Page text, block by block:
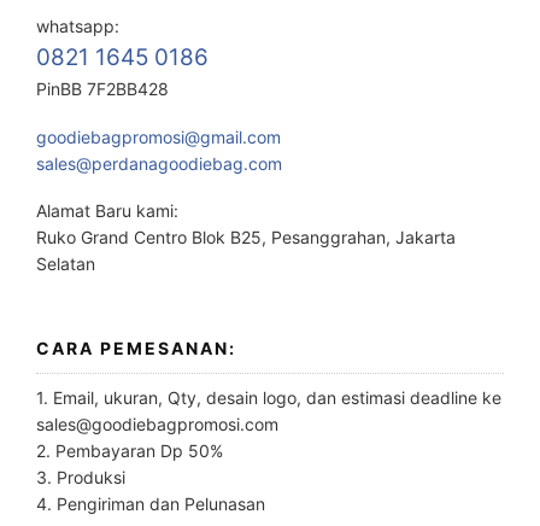
whatsapp:
0821 1645 0186
PinBB 7F2BB428
goodiebagpromosi@gmail.com
sales@perdanagoodiebag.com
Alamat Baru kami:
Ruko Grand Centro Blok B25, Pesanggrahan, Jakarta
Selatan
CARA PEMESANAN:
1. Email, ukuran, Qty, desain logo, dan estimasi deadline ke
sales@goodiebagpromosi.com
2. Pembayaran Dp 50%
3. Produksi
4. Pengiriman dan Pelunasan